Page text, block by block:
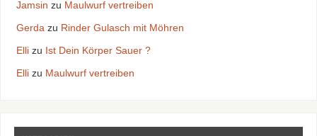
Jamsin zu Maulwurf vertreiben
Gerda zu Rinder Gulasch mit Möhren
Ellizu Ist Dein Körper Sauer ?
Ellizu Maulwurf vertreiben